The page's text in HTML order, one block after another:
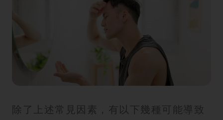
除了上述常見因素，有以下幾種可能導致